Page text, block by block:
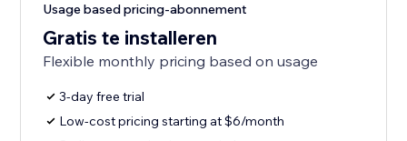
Usage based pricing-abonnement
Gratis te installeren
Flexible monthly pricing based on usage
3-day free trial
Low-cost pricing starting at $6/month